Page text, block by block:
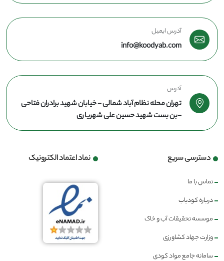
آدرس ایمیل
info@koodyab.com
آدرس
تهران محله نظام آباد شمالی - خیابان شهید برادران فتاحی
-بن بست شهید حسین علی شهریاری
دسترسی سریع
تماس با ما
درباره کودیاب
موسسه تحقیقات آب و خاک
وزارت جهاد کشاورزی
سامانه جامع مواد کودی
نماد اعتماد الکترونیک